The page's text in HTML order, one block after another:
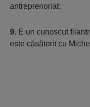
antreprenoriat;
9. E un cunoscut
este căsătorit cu